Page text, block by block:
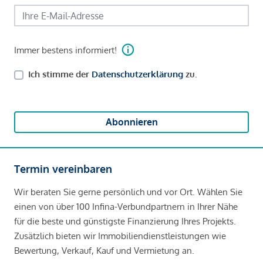
Immer bestens informiert!
Ich stimme der Datenschutzerklärung zu.
Abonnieren
Termin vereinbaren
Wir beraten Sie gerne persönlich und vor Ort. Wählen Sie
einen von über 100 Infina-Verbundpartnern in Ihrer Nähe
für die beste und günstigste Finanzierung Ihres Projekts.
Zusätzlich bieten wir Immobiliendienstleistungen wie
Bewertung, Verkauf, Kauf und Vermietung an.